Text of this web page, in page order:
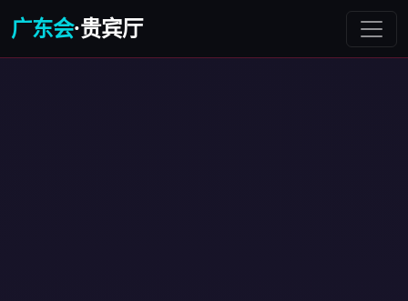
广东会·贵宾厅